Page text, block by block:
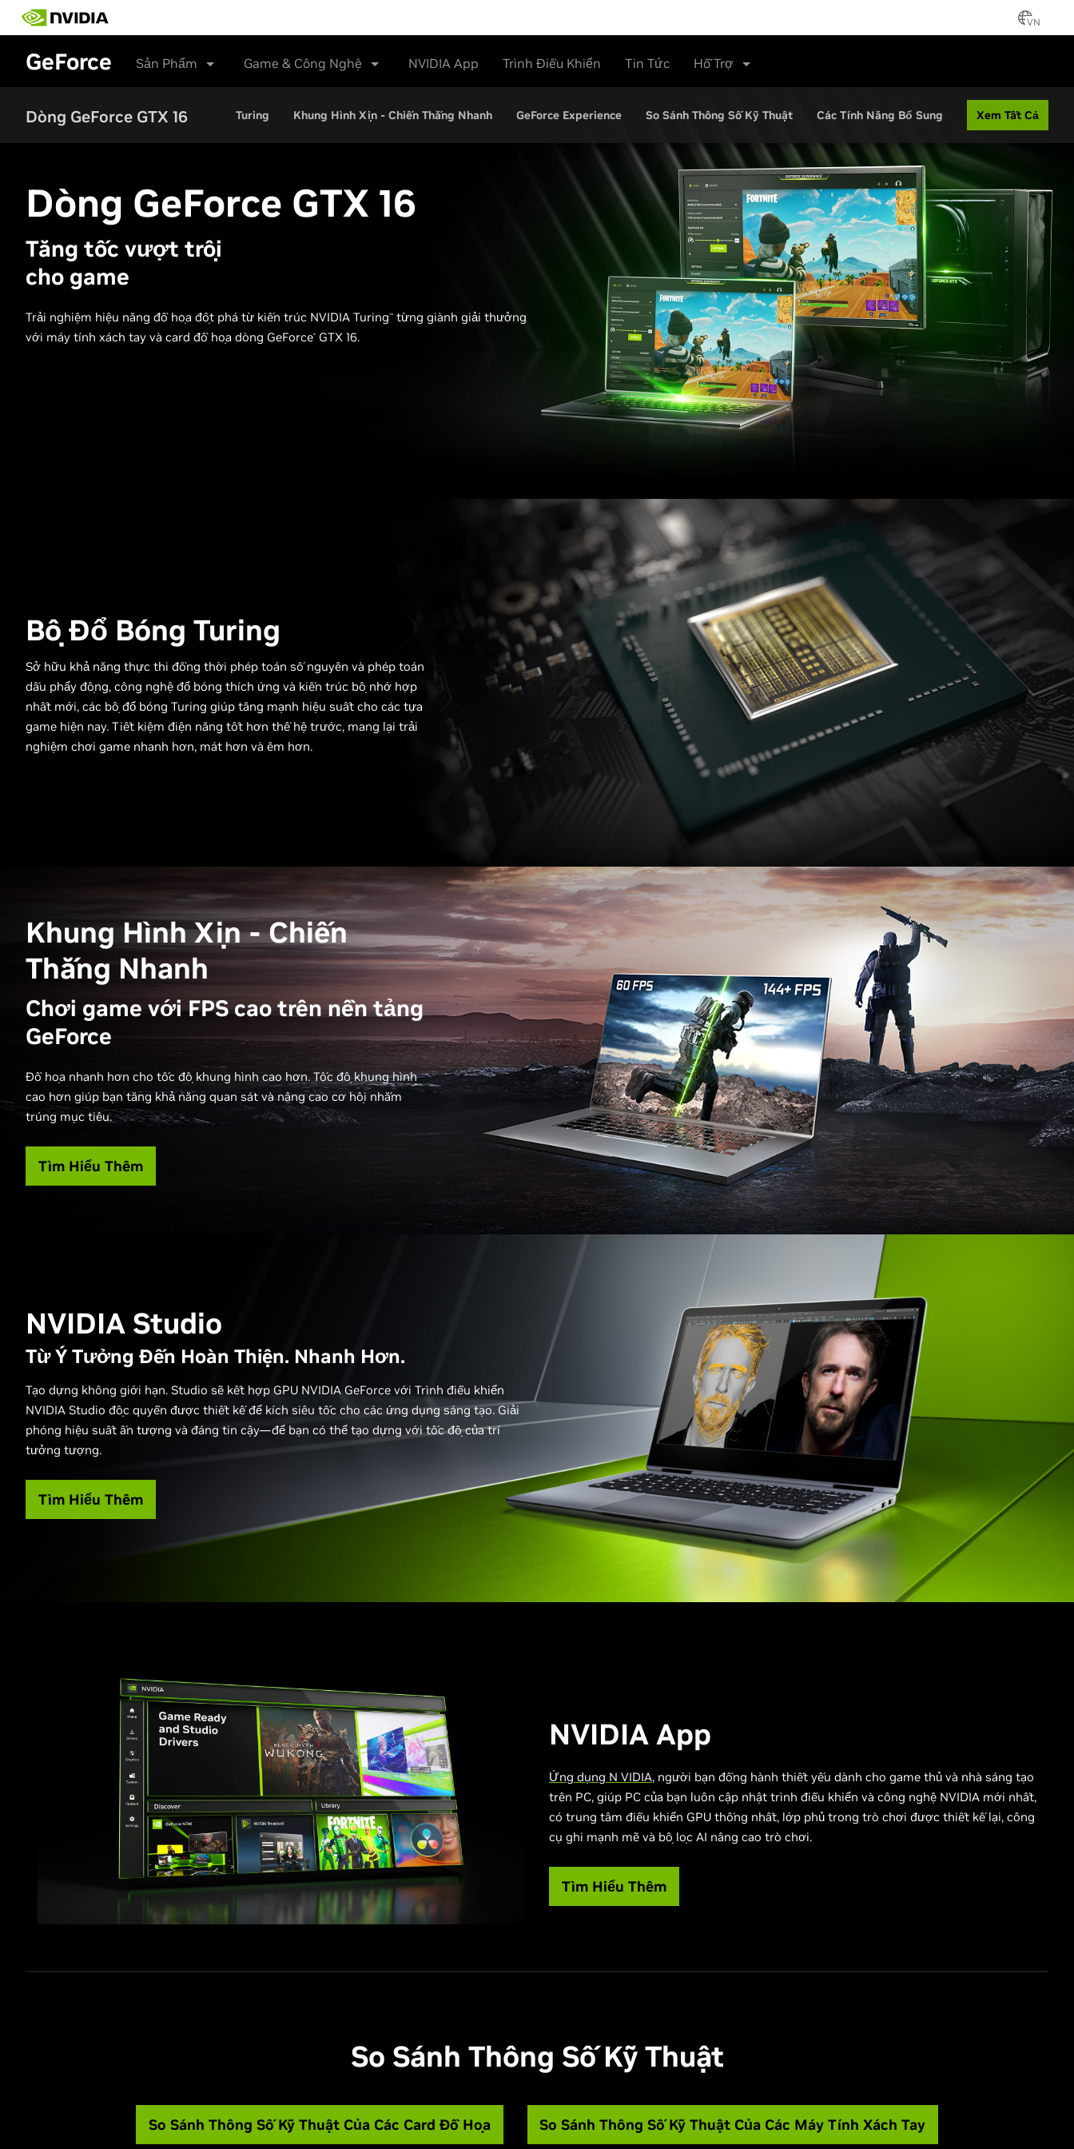
main
content
VN
GeForce Sản Phẩm Game & Công Nghệ NVIDIA App Trình Điều Khiển Tin Tức Hỗ Trợ
Dòng GeForce GTX 16 Turing Khung Hình Xịn - Chiến Thắng Nhanh GeForce Experience So Sánh Thông Số Kỹ Thuật Các Tính Năng Bổ Sung Xem Tất Cả
Dòng GeForce GTX 16
Tăng tốc vượt trội
cho game
Trải nghiệm hiệu năng đồ họa đột phá từ kiến trúc NVIDIA Turing™ từng giành giải thưởng
với máy tính xách tay và card đồ họa dòng GeForce® GTX 16.
Bộ Đổ Bóng Turing
Sở hữu khả năng thực thi đồng thời phép toán số nguyên và phép toán
dấu phẩy động, công nghệ đổ bóng thích ứng và kiến trúc bộ nhớ hợp
nhất mới, các bộ đổ bóng Turing giúp tăng mạnh hiệu suất cho các tựa
game hiện nay. Tiết kiệm điện năng tốt hơn thế hệ trước, mang lại trải
nghiệm chơi game nhanh hơn, mát hơn và êm hơn.
Khung Hình Xịn - Chiến
Thắng Nhanh
Chơi game với FPS cao trên nền tảng
GeForce
Đồ họa nhanh hơn cho tốc độ khung hình cao hơn. Tốc độ khung hình
cao hơn giúp bạn tăng khả năng quan sát và nâng cao cơ hội nhắm
trúng mục tiêu.
Tìm Hiểu Thêm
NVIDIA Studio
Từ Ý Tưởng Đến Hoàn Thiện. Nhanh Hơn.
Tạo dựng không giới hạn. Studio sẽ kết hợp GPU NVIDIA GeForce với Trình điều khiển
NVIDIA Studio độc quyền được thiết kế để kích siêu tốc cho các ứng dụng sáng tạo. Giải
phóng hiệu suất ấn tượng và đáng tin cậy—để bạn có thể tạo dựng với tốc độ của trí
tưởng tượng.
Tìm Hiểu Thêm
NVIDIA App
Ứng dụng N VIDIA, người bạn đồng hành thiết yếu dành cho game thủ và nhà sáng tạo
trên PC, giúp PC của bạn luôn cập nhật trình điều khiển và công nghệ NVIDIA mới nhất,
có trung tâm điều khiển GPU thống nhất, lớp phủ trong trò chơi được thiết kế lại, công
cụ ghi mạnh mẽ và bộ lọc AI nâng cao trò chơi.
Tìm Hiểu Thêm
So Sánh Thông Số Kỹ Thuật
So Sánh Thông Số Kỹ Thuật Của Các Card Đồ Họa So Sánh Thông Số Kỹ Thuật Của Các Máy Tính Xách Tay